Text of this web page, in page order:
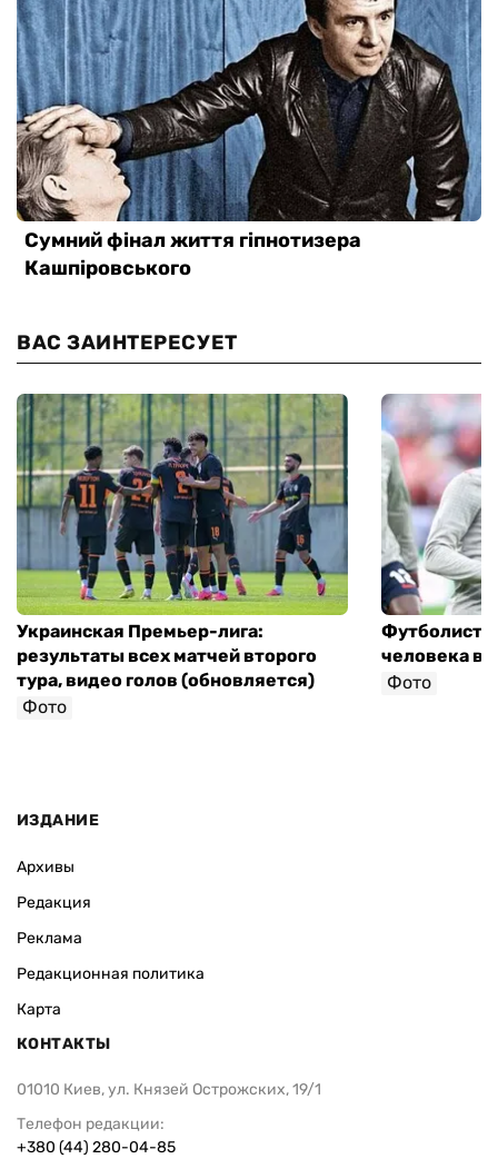
ВАС ЗАИНТЕРЕСУЕТ
Украинская Премьер-лига:
результаты всех матчей второго
тура, видео голов (обновляется)
Фото
Футболист
человека в
Фото
ИЗДАНИЕ
Архивы
Редакция
Реклама
Редакционная политика
Карта
КОНТАКТЫ
01010 Киев, ул. Князей Острожских, 19/1
Телефон редакции:
+380 (44) 280-04-85